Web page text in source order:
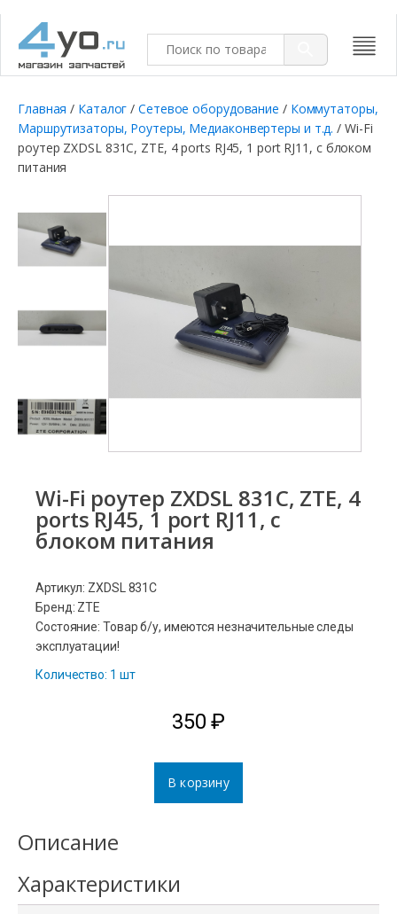
Главная / Каталог /Сетевое оборудование / Коммутаторы,
Маршрутизаторы, Роутеры, Медиаконвертеры и т.д. / Wi-Fi
роутер ZXDSL 831C, ZTE, 4 ports RJ45, 1 port RJ11, с блоком
питания
Wi-Fi роутер ZXDSL 831C, ZTE, 4
ports RJ45, 1 port RJ11, с
блоком питания
Артикул: ZXDSL 831C
Бренд: ZTE
Состояние: Товар б/у, имеются незначительные следы
эксплуатации!
Количество: 1 шт
350₽
В корзину
Описание
Характеристики